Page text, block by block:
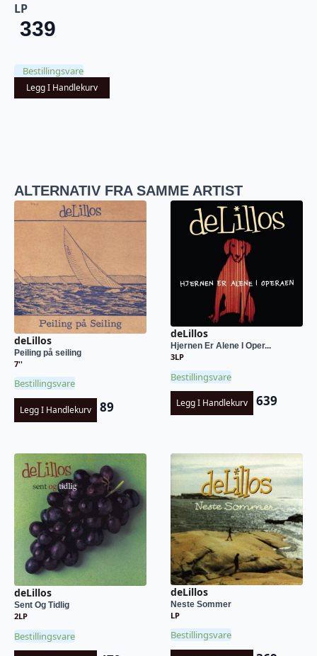
LP
339
Bestillingsvare
Legg I Handlekurv
ALTERNATIV FRA SAMME ARTIST
deLillos
Peiling på seiling
7''
Bestillingsvare
Legg I Handlekurv 89
deLillos
Hjernen Er Alene I Oper...
3LP
Bestillingsvare
Legg I Handlekurv 639
deLillos
Sent Og Tidlig
2LP
Bestillingsvare
deLillos
Neste Sommer
LP
Bestillingsvare